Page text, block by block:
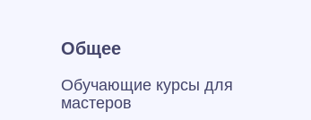
Общее
Обучающие курсы для
мастеров